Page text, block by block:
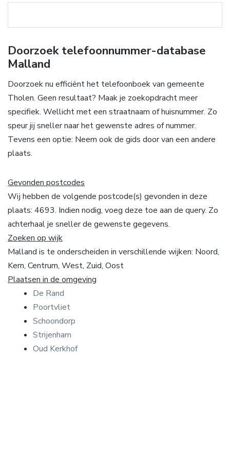
Doorzoek telefoonnummer-database
Malland
Doorzoek nu efficiënt het telefoonboek van gemeente
Tholen. Geen resultaat? Maak je zoekopdracht meer
specifiek. Wellicht met een straatnaam of huisnummer. Zo
speur jij sneller naar het gewenste adres of nummer.
Tevens een optie: Neem ook de gids door van een andere
plaats.
Gevonden postcodes
Wij hebben de volgende postcode(s) gevonden in deze
plaats: 4693. Indien nodig, voeg deze toe aan de query. Zo
achterhaal je sneller de gewenste gegevens.
Zoeken op wijk
Malland is te onderscheiden in verschillende wijken: Noord,
Kern, Centrum, West, Zuid, Oost
Plaatsen in de omgeving
De Rand
Poortvliet
Schoondorp
Strijenham
Oud Kerkhof